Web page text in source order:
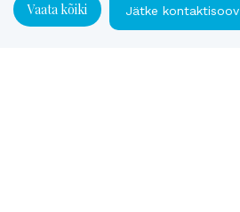
Vaata kõiki Jätke kontaktisoov